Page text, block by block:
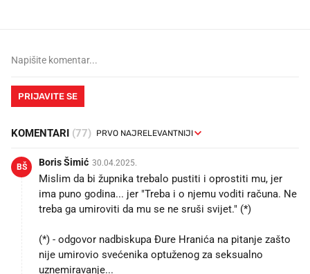
PRIJAVITE SE
KOMENTARI (77)
BŠ Boris Šimić 30.04.2025.
Mislim da bi župnika trebalo pustiti i oprostiti mu, jer
ima puno godina... jer "Treba i o njemu voditi računa. Ne
treba ga umiroviti da mu se ne sruši svijet." (*)
(*) - odgovor nadbiskupa Đure Hranića na pitanje zašto
nije umirovio svećenika optuženog za seksualno
uznemiravanje...